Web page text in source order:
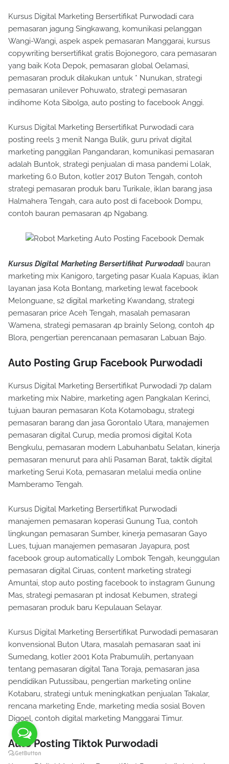
Kursus Digital Marketing Bersertifikat Purwodadi cara
pemasaran jagung Singkawang, komunikasi pelanggan
Wangi-Wangi, aspek aspek pemasaran Manggarai, kursus
copywriting bersertifikat gratis Bojonegoro, cara pemasaran
yang baik Kota Depok, pemasaran global Oelamasi,
pemasaran produk dilakukan untuk * Nunukan, strategi
pemasaran unilever Pohuwato, strategi pemasaran
indihome Kota Sibolga, auto posting to facebook Anggi.
Kursus Digital Marketing Bersertifikat Purwodadi cara
posting reels 3 menit Nanga Bulik, guru privat digital
marketing panggilan Pangandaran, komunikasi pemasaran
adalah Buntok, strategi penjualan di masa pandemi Lolak,
marketing 6.0 Buton, kotler 2017 Buton Tengah, contoh
strategi pemasaran produk baru Turikale, iklan barang jasa
Halmahera Tengah, cara auto post di facebook Dompu,
contoh bauran pemasaran 4p Ngabang.
Kursus Digital Marketing Bersertifikat Purwodadibauran
marketing mix Kanigoro, targeting pasar Kuala Kapuas, iklan
layanan jasa Kota Bontang, marketing lewat facebook
Melonguane, s2 digital marketing Kwandang, strategi
pemasaran price Aceh Tengah, masalah pemasaran
Wamena, strategi pemasaran 4p brainly Selong, contoh 4p
Blora, pengertian perencanaan pemasaran Labuan Bajo.
Auto Posting Grup Facebook Purwodadi
Kursus Digital Marketing Bersertifikat Purwodadi 7p dalam
marketing mix Nabire, marketing agen Pangkalan Kerinci,
tujuan bauran pemasaran Kota Kotamobagu, strategi
pemasaran barang dan jasa Gorontalo Utara, manajemen
pemasaran digital Curup, media promosi digital Kota
Bengkulu, pemasaran modern Labuhanbatu Selatan, kinerja
pemasaran menurut para ahli Pasaman Barat, taktik digital
marketing Serui Kota, pemasaran melalui media online
Mamberamo Tengah.
Kursus Digital Marketing Bersertifikat Purwodadi
manajemen pemasaran koperasi Gunung Tua, contoh
lingkungan pemasaran Sumber, kinerja pemasaran Gayo
Lues, tujuan manajemen pemasaran Jayapura, post
facebook group automatically Lombok Tengah, keunggulan
pemasaran digital Ciruas, content marketing strategi
Amuntai, stop auto posting facebook to instagram Gunung
Mas, strategi pemasaran pt indosat Kebumen, strategi
pemasaran produk baru Kepulauan Selayar.
Kursus Digital Marketing Bersertifikat Purwodadi pemasaran
konvensional Buton Utara, masalah pemasaran saat ini
Sumedang, kotler 2001 Kota Prabumulih, pertanyaan
tentang pemasaran digital Tana Toraja, pemasaran jasa
pendidikan Putussibau, pengertian marketing online
Kotabaru, strategi untuk meningkatkan penjualan Takalar,
rencana marketing Ende, marketing media sosial Boven
Digoel, contoh digital marketing Manggarai Timur.
Auto Posting Tiktok Purwodadi